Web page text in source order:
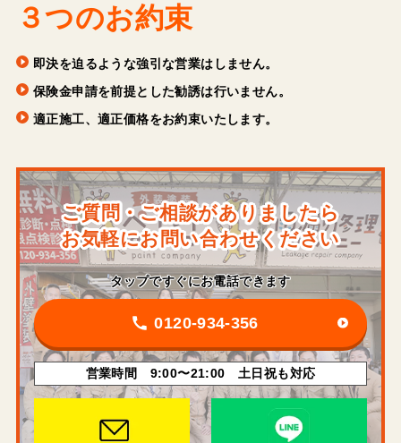
３つのお約束
即決を迫るような強引な営業はしません。
保険金申請を前提とした勧誘は行いません。
適正施工、適正価格をお約束いたします。
ご質問・ご相談がありましたら
お気軽にお問い合わせください
タップですぐにお電話できます
0120-934-356
営業時間 9:00〜21:00 土日祝も対応